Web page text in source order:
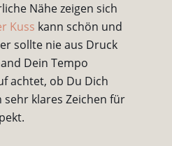
Nähe zeigen sich
Kuss kann schön und
sollte nie aus Druck
Dein Tempo
achtet, ob Du Dich
klares Zeichen für